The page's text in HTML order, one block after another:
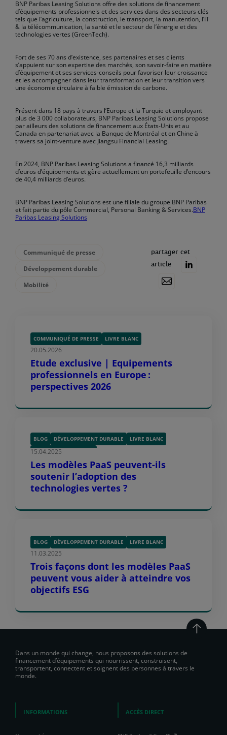
BNP Paribas Leasing Solutions offre des solutions de financement
d’équipements professionnels et des services dans des secteurs clés
tels que l’agriculture, la construction, le transport, la manutention, l’IT
& la télécommunication, la santé et le secteur de l’énergie et des
technologies vertes (GreenTech).
Fort de ses 70 ans d’existence, ses partenaires et ses clients
s’appuient sur son expertise des marchés, son savoir-faire en matière
d’équipement et ses services-conseils pour favoriser leur croissance
et les accompagner dans leur transformation et leur transition vers
une économie circulaire à faible émission de carbone.
Présent dans 18 pays à travers l’Europe et la Turquie et employant
plus de 3 000 collaborateurs, BNP Paribas Leasing Solutions propose
par ailleurs des solutions de financement aux États-Unis et au
Canada en partenariat avec la Banque de Montréal et en Chine à
travers sa joint-venture avec Jiangsu Financial Leasing.
En 2024, BNP Paribas Leasing Solutions a financé 16,3 milliards
d’euros d’équipements et gère actuellement un portefeuille d’encours
de 40,4 milliards d’euros.
BNP Paribas Leasing Solutions est une filiale du groupe BNP Paribas
et fait partie du pôle Commercial, Personal Banking & Services.BNP
Paribas Leasing Solutions
Communiqué de presse
Développement durable
Mobilité
partager cet
article
COMMUNIQUÉ DE PRESSE LIVRE BLANC
20.05.2026
Etude exclusive | Equipements
professionnels en Europe :
perspectives 2026
BLOG DÉVELOPPEMENT DURABLE
LIVRE BLANC
TECHNOLOGIES VERTES
15.04.2025
Les modèles PaaS peuvent-ils
soutenir l’adoption des
technologies vertes ?
BLOG DÉVELOPPEMENT DURABLE LIVRE BLANC
11.03.2025
Trois façons dont les modèles PaaS
peuvent vous aider à atteindre vos
objectifs ESG
Dans un monde qui change, nous proposons des solutions de
financement d’équipements qui nourrissent, construisent,
transportent, connectent et soignent des personnes à travers le
monde.
INFORMATIONS ACCÈS DIRECT